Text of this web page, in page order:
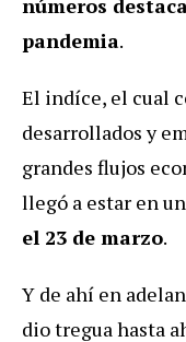
números
pandemia.
El indíce, el cual
desarrollados y
grandes flujos
llegó a estar en
el 23 de marzo.
Y de ahí en
dio tregua hasta